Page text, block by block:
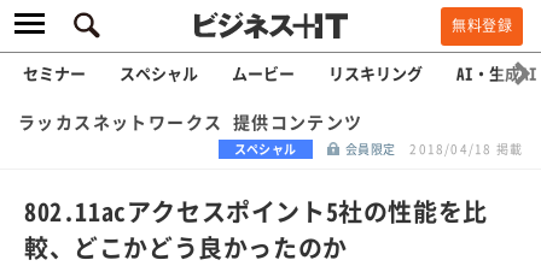
無料登録
セミナー スペシャル ムービー リスキリング AI・生成AI
ラッカスネットワークス 提供コンテンツ
スペシャル 会員限定 2018/04/18 掲載
802.11acアクセスポイント5社の性能を比
較、どこかどう良かったのか